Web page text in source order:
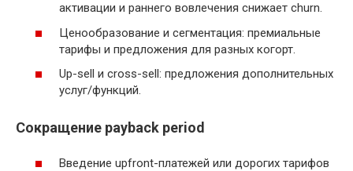
активации и раннего вовлечения снижает churn.
Ценообразование и сегментация: премиальные
тарифы и предложения для разных когорт.
Up-sell и cross-sell: предложения дополнительных
услуг/функций.
Сокращение payback period
Введение upfront-платежей или дорогих тарифов